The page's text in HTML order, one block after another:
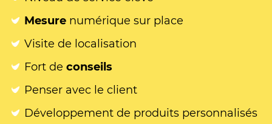
Mesure numérique sur place
Visite de localisation
Fort de conseils
Penser avec le client
Développement de produits personnalisés